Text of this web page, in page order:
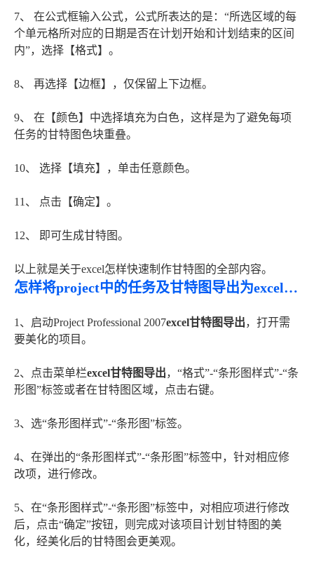
7、 在公式框输入公式，公式所表达的是：“所选区域的每
个单元格所对应的日期是否在计划开始和计划结束的区间
内”，选择【格式】。
8、 再选择【边框】，仅保留上下边框。
9、 在【颜色】中选择填充为白色，这样是为了避免每项
任务的甘特图色块重叠。
10、 选择【填充】，单击任意颜色。
11、 点击【确定】。
12、 即可生成甘特图。
以上就是关于excel怎样快速制作甘特图的全部内容。
怎样将project中的任务及甘特图导出为excel格式 特别
1、启动Project Professional 2007excel甘特图导出，打开需
要美化的项目。
2、点击菜单栏excel甘特图导出，“格式”-“条形图样式”-“条
形图”标签或者在甘特图区域，点击右键。
3、选“条形图样式”-“条形图”标签。
4、在弹出的“条形图样式”-“条形图”标签中，针对相应修
改项，进行修改。
5、在“条形图样式”-“条形图”标签中，对相应项进行修改
后，点击“确定”按钮，则完成对该项目计划甘特图的美
化，经美化后的甘特图会更美观。